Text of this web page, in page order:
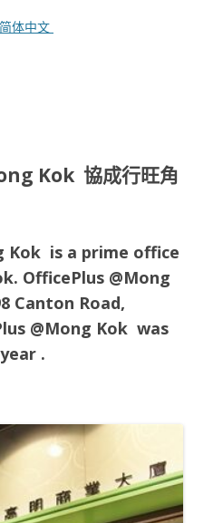
简体中文
Kok 協成行旺角
Kok is a prime office
OfficePlus @Mong
Canton Road,
@Mong Kok was
.